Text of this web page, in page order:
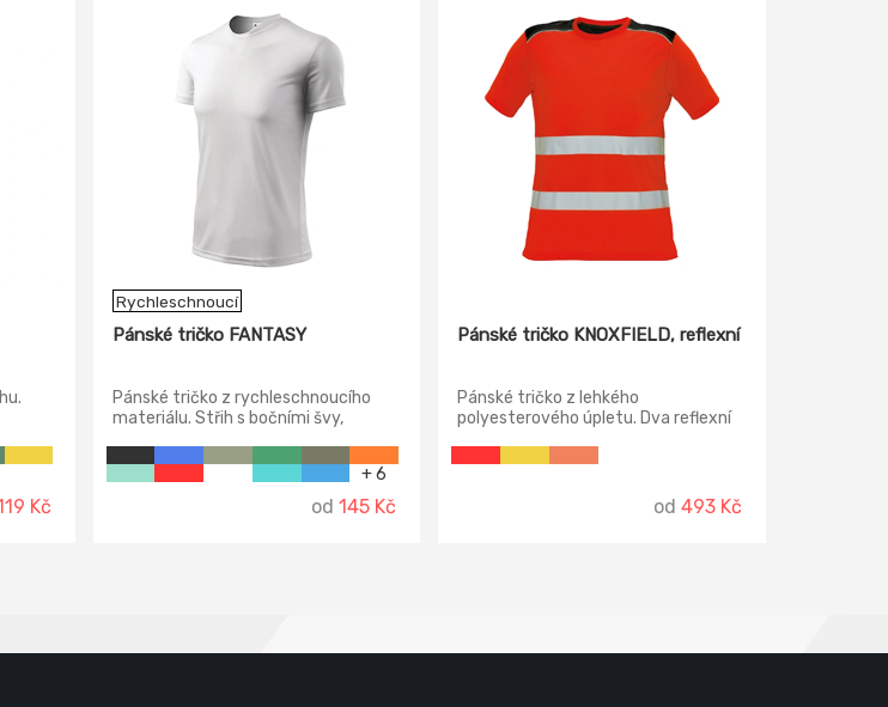
Kč
Rychleschnoucí
Pánské tričko FANTASY
Pánské tričko z rychleschnoucího
materiálu. Střih s bočními švy,
+ 6
od145 Kč
Pánské tričko KNOXFIELD, reflexní
Pánské tričko z lehkého
polyesterového úpletu. Dva reflexní
od 493 Kč